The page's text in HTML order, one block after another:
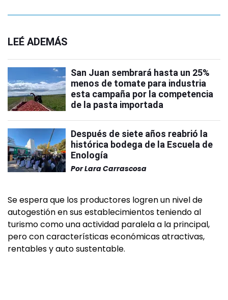
LEÉ ADEMÁS
San Juan sembrará hasta un 25%
menos de tomate para industria
esta campaña por la competencia
de la pasta importada
Después de siete años reabrió la
histórica bodega de la Escuela de
Enología
PorLara Carrascosa
Se espera que los productores logren un nivel de
autogestión en sus establecimientos teniendo al
turismo como una actividad paralela a la principal,
pero con características económicas atractivas,
rentables y auto sustentable.